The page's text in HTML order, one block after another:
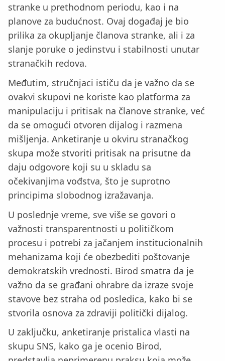
stranke u prethodnom periodu, kao i na
planove za budućnost. Ovaj događaj je bio
prilika za okupljanje članova stranke, ali i za
slanje poruke o jedinstvu i stabilnosti unutar
stranačkih redova.
Međutim, stručnjaci ističu da je važno da se
ovakvi skupovi ne koriste kao platforma za
manipulaciju i pritisak na članove stranke, već
da se omogući otvoren dijalog i razmena
mišljenja. Anketiranje u okviru stranačkog
skupa može stvoriti pritisak na prisutne da
daju odgovore koji su u skladu sa
očekivanjima vođstva, što je suprotno
principima slobodnog izražavanja.
U poslednje vreme, sve više se govori o
važnosti transparentnosti u političkom
procesu i potrebi za jačanjem institucionalnih
mehanizama koji će obezbediti poštovanje
demokratskih vrednosti. Birod smatra da je
važno da se građani ohrabre da izraze svoje
stavove bez straha od posledica, kako bi se
stvorila osnova za zdraviji politički dijalog.
U zaključku, anketiranje pristalica vlasti na
skupu SNS, kako ga je ocenio Birod,